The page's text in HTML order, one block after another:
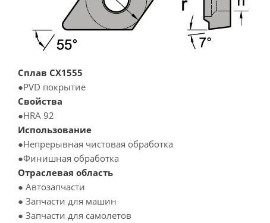
Сплав CX1555
●PVD покрытие
Свойства
●HRA 92
Использование
●Непрерывная чистовая обработка
●Финишная обработка
Отраслевая область
● Автозапчасти
● Запчасти для машин
● Запчасти для самолетов